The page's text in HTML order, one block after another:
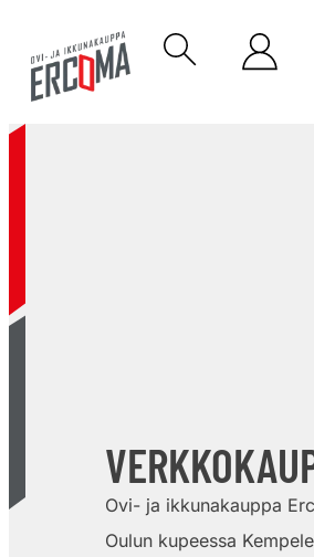
Ovi- ja ikkunakauppa
Oulun kupeessa